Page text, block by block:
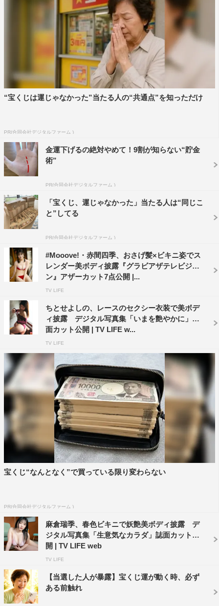
“宝くじは運じゃなかった”当たる人の“共通点”を知っただけ
PR(合同会社デジタルファーム )
金運下げるの絶対やめて！9割が知らない“貯金
術”
PR(合同会社デジタルファーム )
「宝くじ、運じゃなかった」当たる人は“同じこ
と”してる
PR(合同会社デジタルファーム )
#Mooove!・赤間四季、おさげ髪×ビキニ姿でス
レンダー美ボディ披露『グラビアザテレビジョ
ン』アザーカット7点公開 |...
TV LIFE
ちとせよしの、レースのセクシー衣装で美ボデ
ィ披露 デジタル写真集「いまを艶やかに」誌
面カット公開 | TV LIFE w...
TV LIFE
宝くじ“なんとなく”で買っている限り変わらない
PR(合同会社デジタルファーム )
麻倉瑞季、春色ビキニで妖艶美ボディ披露 デ
ジタル写真集「生意気なカラダ」誌面カット公
開 | TV LIFE web
TV LIFE
【当選した人が暴露】宝くじ運が動く時、必ず
ある前触れ